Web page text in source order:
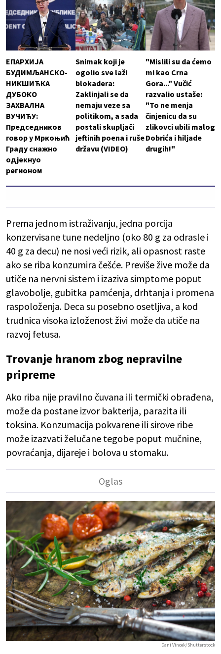
ЕПАРХИЈА
БУДИМЉАНСКО-
НИКШИЋКА
ДУБОКО
ЗАХВАЛНА
ВУЧИЋУ:
Председников
говор у Мркоњић
Граду снажно
одјекнуо
регионом
Snimak koji je
ogolio sve laži
blokadera:
Zaklinjali se da
nemaju veze sa
politikom, a sada
postali skupljači
jeftinih poena i ruše
državu (VIDEO)
"Mislili su da ćemo
mi kao Crna
Gora..." Vučić
razvalio ustaše:
"To ne menja
činjenicu da su
zlikovci ubili malog
Dobrića i hiljade
drugih!"
Prema jednom istraživanju, jedna porcija
konzervisane tune nedeljno (oko 80 g za odrasle i
40 g za decu) ne nosi veći rizik, ali opasnost raste
ako se riba konzumira češće. Previše žive može da
utiče na nervni sistem i izaziva simptome poput
glavobolje, gubitka pamćenja, drhtanja i promena
raspoloženja. Deca su posebno osetljiva, a kod
trudnica visoka izloženost živi može da utiče na
razvoj fetusa.
Trovanje hranom zbog nepravilne
pripreme
Ako riba nije pravilno čuvana ili termički obrađena,
može da postane izvor bakterija, parazita ili
toksina. Konzumacija pokvarene ili sirove ribe
može izazvati želučane tegobe poput mučnine,
povraćanja, dijareje i bolova u stomaku.
Dani Vincek/Shutterstock